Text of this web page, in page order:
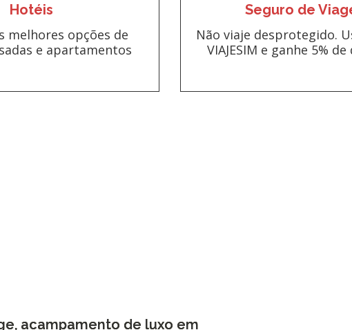
Hotéis
melhores opções de
e apartamentos
Seguro de
Não viaje desprotegido.
VIAJESIM e ganhe 5%
acampamento de luxo em